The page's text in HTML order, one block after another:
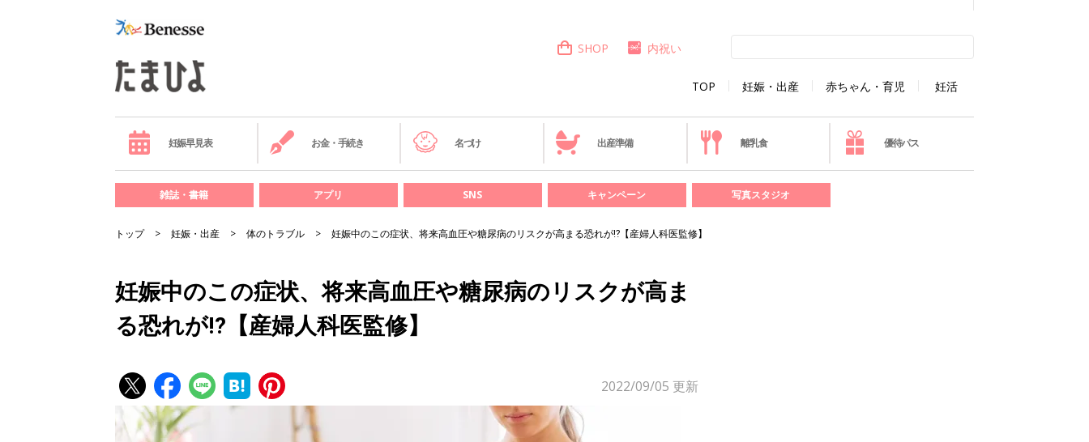
TOP 妊娠・出産 赤ちゃん・育児 妊活
SHOP 内祝い
妊娠早見表 お金・手続き 名づけ 出産準備 離乳食 優待パス
雑誌・書籍 アプリ SNS キャンペーン 写真スタジオ
トップ 妊娠・出産 体のトラブル 妊娠中のこの症状、将来高血圧や糖尿病のリスクが高まる恐れが⁉【産婦人科医監修】
妊娠中のこの症状、将来高血圧や糖尿病のリスクが高ま
る恐れが⁉【産婦人科医監修】
2022/09/05 更新